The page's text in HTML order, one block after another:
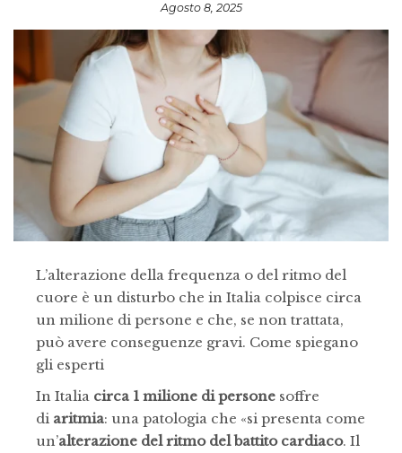
Agosto 8, 2025
L’alterazione della frequenza o del ritmo del
cuore è un disturbo che in Italia colpisce circa
un milione di persone e che, se non trattata,
può avere conseguenze gravi. Come spiegano
gli esperti
In Italia circa 1 milione di persone soffre
di aritmia: una patologia che «si presenta come
un’alterazione del ritmo del battito cardiaco. Il